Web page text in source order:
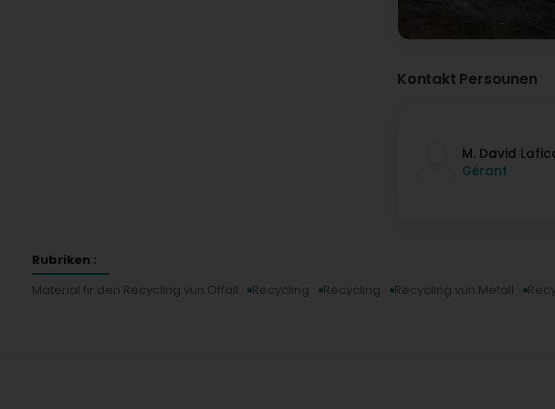
Kontakt Persounen
M. David
Gérant
Rubriken :
Material fir den Recycling vun Offall
Recycling Recycling Recycling vun Metall